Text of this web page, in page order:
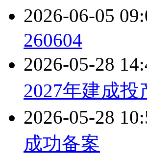
2026-06-05
260604
2026-05-28
2027年建成投
2026-05-28
成功备案